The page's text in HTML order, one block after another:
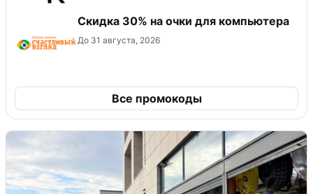
Скидка 30% на очки для компьютера
До 31 августа, 2026
Все промокоды